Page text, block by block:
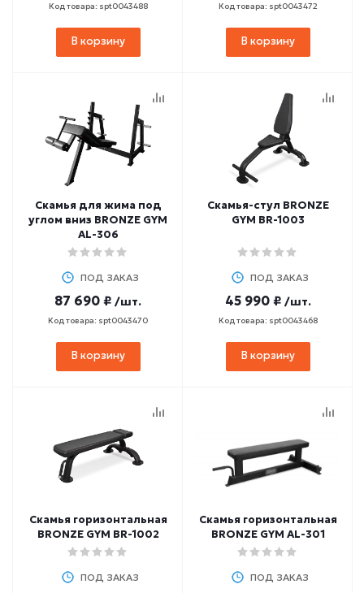
Код товара: spt0043488
В корзину
Код товара: spt0043472
В корзину
Скамья для жима под
углом вниз BRONZE GYM
AL-306
ПОД ЗАКАЗ
87 690 ₽ /шт.
Код товара: spt0043470
В корзину
Скамья-стул BRONZE
GYM BR-1003
ПОД ЗАКАЗ
45 990 ₽ /шт.
Код товара: spt0043468
В корзину
Скамья горизонтальная
BRONZE GYM BR-1002
ПОД ЗАКАЗ
Скамья горизонтальная
BRONZE GYM AL-301
ПОД ЗАКАЗ